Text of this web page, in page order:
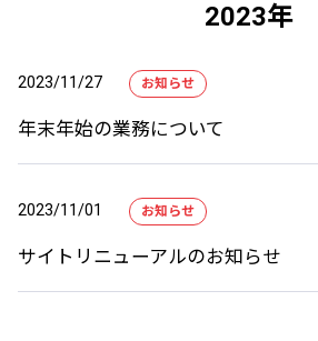
2023年
2023/11/27 お知らせ
年末年始の業務について
2023/11/01 お知らせ
サイトリニューアルのお知らせ